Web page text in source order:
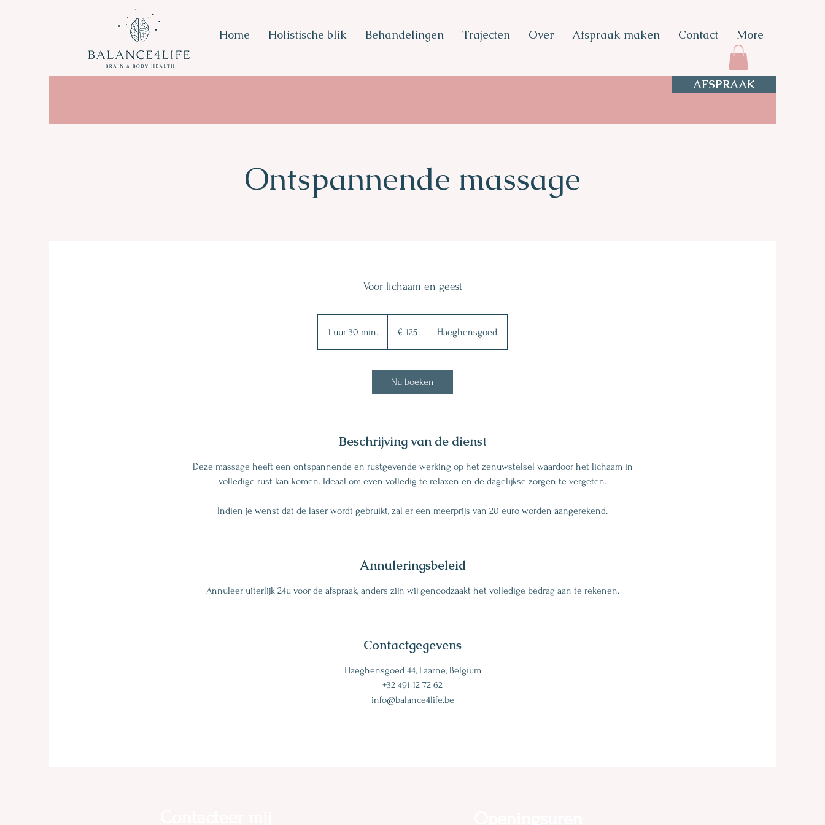
Home Holistische blik Behandelingen Trajecten Over Afspraak maken Contact More
AFSPRAAK
Ontspannende massage
Voor lichaam en geest
1 uur 30 min.
u
n
€ 125 Haeghensgoed
Nu boeken
Beschrijving van de dienst
Deze massage heeft een ontspannende en rustgevende werking op het zenuwstelsel waardoor het lichaam in
volledige rust kan komen. Ideaal om even volledig te relaxen en de dagelijkse zorgen te vergeten.
Indien je wenst dat de laser wordt gebruikt, zal er een meerprijs van 20 euro worden aangerekend.
Annuleringsbeleid
Annuleer uiterlijk 24u voor de afspraak, anders zijn wij genoodzaakt het volledige bedrag aan te rekenen.
Contactgegevens
Haeghensgoed 44, Laarne, Belgium
+32 491 12 72 62
info@balance4life.be